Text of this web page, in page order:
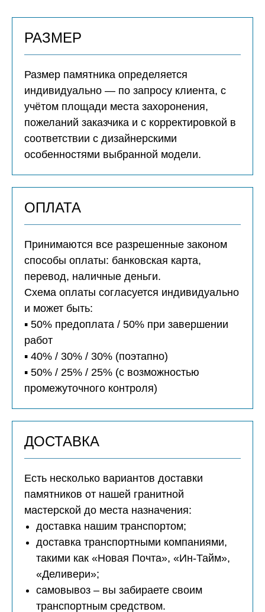
РАЗМЕР
Размер памятника определяется
индивидуально — по запросу клиента, с
учётом площади места захоронения,
пожеланий заказчика и с корректировкой в
соответствии с дизайнерскими
особенностями выбранной модели.
ОПЛАТА
Принимаются все разрешенные законом
способы оплаты: банковская карта,
перевод, наличные деньги.
Схема оплаты согласуется индивидуально
и может быть:
▪️ 50% предоплата / 50% при завершении
работ
▪️ 40% / 30% / 30% (поэтапно)
▪️ 50% / 25% / 25% (с возможностью
промежуточного контроля)
ДОСТАВКА
Есть несколько вариантов доставки
памятников от нашей гранитной
мастерской до места назначения:
доставка нашим транспортом;
доставка транспортными компаниями,
такими как «Новая Почта», «Ин-Тайм»,
«Деливери»;
самовывоз – вы забираете своим
транспортным средством.